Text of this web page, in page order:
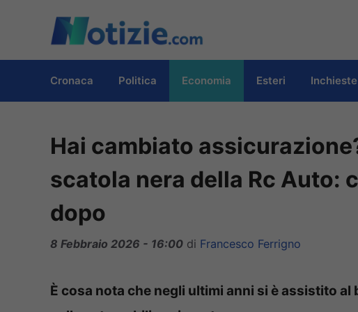
contenuto
Cronaca Politica Economia Esteri Inchieste
Hai cambiato
scatola nera della Rc Auto:
dopo
8 Febbraio 2026 - 16:00 di Francesco Ferrigno
È cosa nota che negli ultimi anni si è assistito